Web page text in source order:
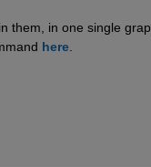
them, in one single
here.